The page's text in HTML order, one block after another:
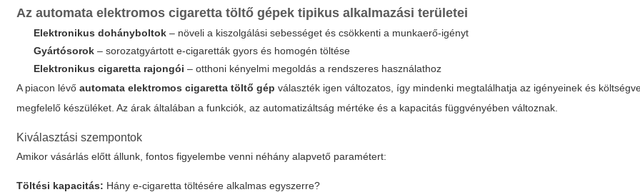
Az automata elektromos cigaretta töltő gépek tipikus alkalmazási területei
Elektronikus dohányboltok – növeli a kiszolgálási sebességet és csökkenti a munkaerő-igényt
Gyártósorok – sorozatgyártott e-cigaretták gyors és homogén töltése
Elektronikus cigaretta rajongói – otthoni kényelmi megoldás a rendszeres használathoz
A piacon lévőautomata elektromos cigaretta töltő gép választék igen változatos, így mindenki megtalálhatja az igényeinek és
megfelelő készüléket. Az árak általában a funkciók, az automatizáltság mértéke és a kapacitás függvényében változnak.
Kiválasztási szempontok
Amikor vásárlás előtt állunk, fontos figyelembe venni néhány alapvető paramétert:
Töltési kapacitás: Hány e-cigaretta töltésére alkalmas egyszerre?